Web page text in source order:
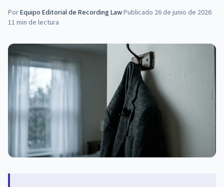
PorEquipo Editorial de Recording Law·Publicado 26 de junio de 2026
11 min de lectura